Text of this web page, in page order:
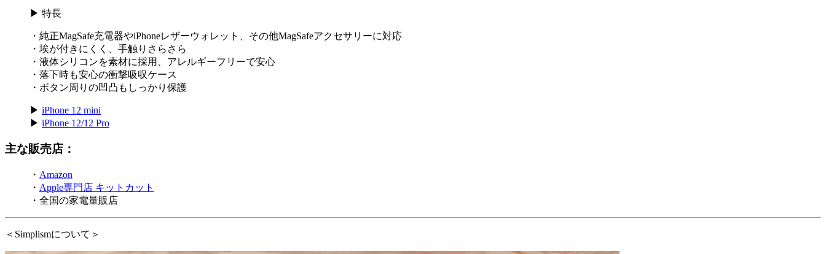
▶ 特長
・純正MagSafe充電器やiPhoneレザーウォレット、その他MagSafeアクセサリーに対応
・埃が付きにくく、手触りさらさら
・液体シリコンを素材に採用、アレルギーフリーで安心
・落下時も安心の衝撃吸収ケース
・ボタン周りの凹凸もしっかり保護
▶ iPhone 12 mini
▶ iPhone 12/12 Pro
主な販売店：
・ Amazon
・ Apple専門店 キットカット
・全国の家電量販店
＜Simplismについて＞